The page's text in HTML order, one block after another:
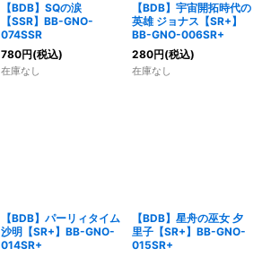
【BDB】SQの涙
【SSR】BB-GNO-
074SSR
780円(税込)
在庫なし
【BDB】宇宙開拓時代の
英雄 ジョナス【SR+】
BB-GNO-006SR+
280円(税込)
在庫なし
【BDB】パーリィタイム
沙明【SR+】BB-GNO-
014SR+
【BDB】星舟の巫女 夕
里子【SR+】BB-GNO-
015SR+